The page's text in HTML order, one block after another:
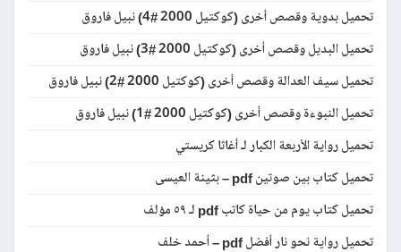
تحميل بدوية وقصص أخرى (كوكتيل 2000 #4) نبيل فاروق
تحميل البديل وقصص أخرى (كوكتيل 2000 #3) نبيل فاروق
تحميل سيف العدالة وقصص أخرى (كوكتيل 2000 #2) نبيل فاروق
تحميل النبوءة وقصص أخرى (كوكتيل 2000 #1) نبيل فاروق
تحميل رواية الأربعة الكبار لـ أغاثا كريستي
تحميل كتاب بين صوتين pdf – بثينة العيسى
تحميل كتاب يوم من حياة كاتب pdf لـ ٥٩ مؤلف
تحميل رواية نحو نار أفضل pdf – أحمد خلف